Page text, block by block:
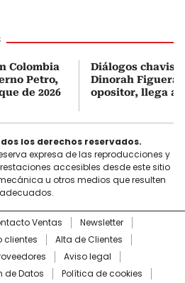
Colombia
Petro,
de 2026
Diálogos
Dinorah
opositor, llega a
los derechos reservados.
expresa de las reproducciones y
accesibles desde este sitio
u otros medios que resulten
adecuados.
Ventas
Newsletter
clientes
Alta de Clientes
Aviso legal
de Datos
Política de cookies